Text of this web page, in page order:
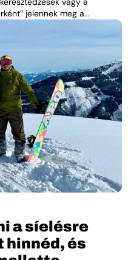
jelennek meg a...
a síelésre
és